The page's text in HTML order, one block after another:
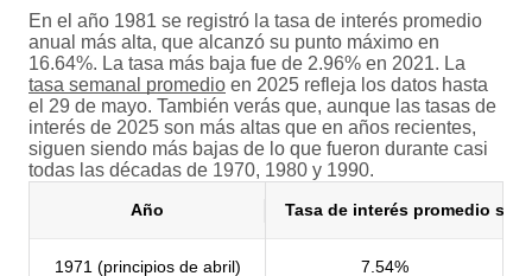
En el año 1981 se registró la tasa de interés promedio
anual más alta, que alcanzó su punto máximo en
16.64%. La tasa más baja fue de 2.96% en 2021. La
tasa semanal promedio en 2025 refleja los datos hasta
el 29 de mayo. También verás que, aunque las tasas de
interés de 2025 son más altas que en años recientes,
siguen siendo más bajas de lo que fueron durante casi
todas las décadas de 1970, 1980 y 1990.
Año Tasa de interés promedio
1971 (principios de abril) 7.54%